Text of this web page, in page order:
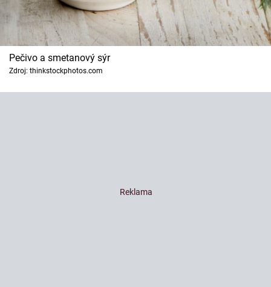
Pečivo a smetanový sýr
Zdroj: thinkstockphotos.com